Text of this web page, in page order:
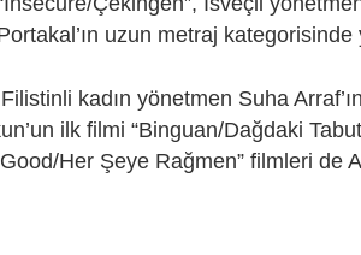
uzun metraj kategorisinde
kadın yönetmen Suha
ilk filmi “Binguan/Dağdaki
Her Şeye Rağmen” filmleri de